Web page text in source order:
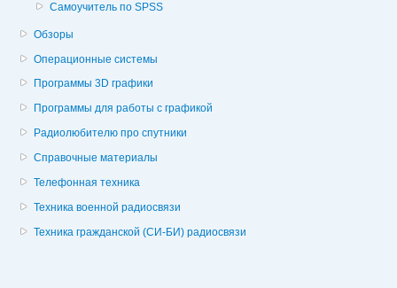
Самоучитель по SPSS
Обзоры
Операционные системы
Программы 3D графики
Программы для работы с графикой
Радиолюбителю про спутники
Справочные материалы
Телефонная техника
Техника военной радиосвязи
Техника гражданской (СИ-БИ) радиосвязи